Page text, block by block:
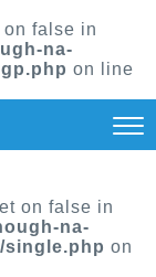
false in
na-
on line
on false in
na-
single.php on